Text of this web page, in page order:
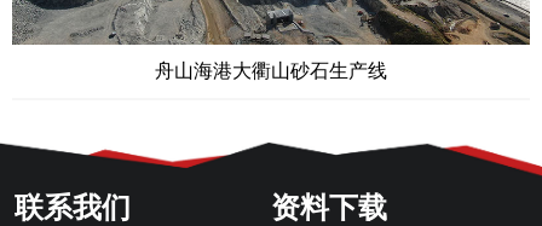
舟山海港大衢山砂石生产线
联系我们 资料下载